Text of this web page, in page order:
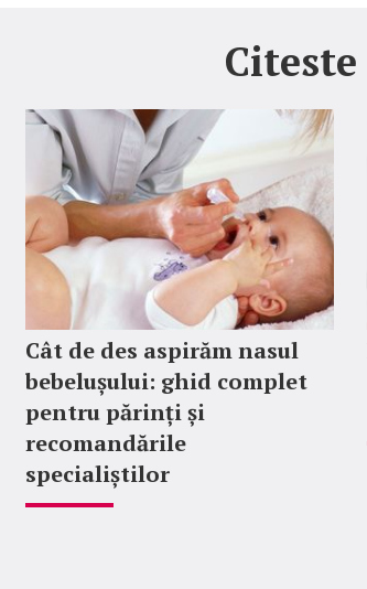
Cât de des aspirăm nasul
bebelușului: ghid complet
pentru părinți și
recomandările
specialiștilor